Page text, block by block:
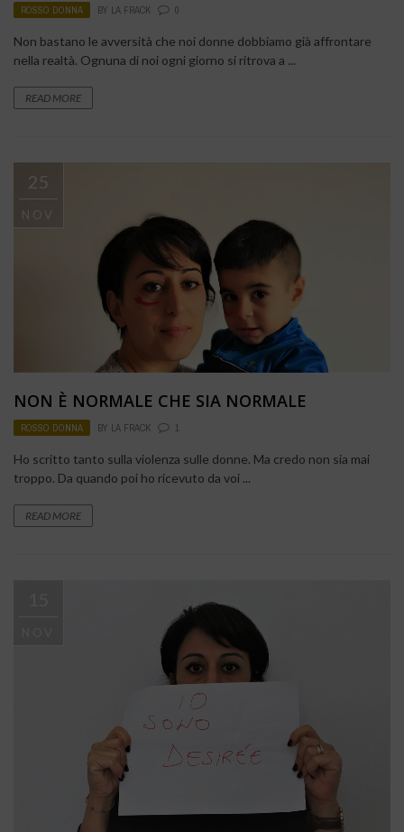
ROSSO DONNA BY LA FRACK 0
Non bastano le avversità che noi donne dobbiamo già affrontare
nella realtà. Ognuna di noi ogni giorno si ritrova a ...
READ MORE
25
NOV
NON È NORMALE CHE SIA NORMALE
ROSSO DONNA BY LA FRACK 1
Ho scritto tanto sulla violenza sulle donne. Ma credo non sia mai
troppo. Da quando poi ho ricevuto da voi ...
READ MORE